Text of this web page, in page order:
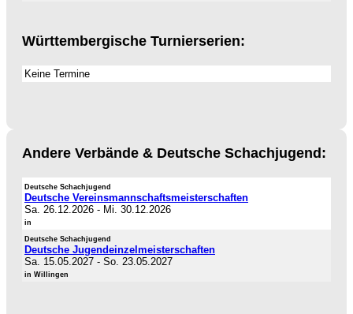
Württembergische Turnierserien:
Keine Termine
Andere Verbände & Deutsche Schachjugend:
Deutsche Schachjugend
Deutsche Vereinsmannschaftsmeisterschaften
Sa. 26.12.2026 - Mi. 30.12.2026
in
Deutsche Schachjugend
Deutsche Jugendeinzelmeisterschaften
Sa. 15.05.2027 - So. 23.05.2027
in Willingen